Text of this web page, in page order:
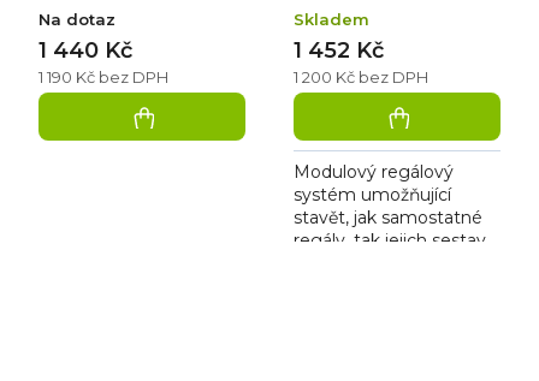
Na dotaz
1 190 Kč bez DPH
1 440 Kč
Skladem
1 200 Kč bez DPH
1 452 Kč
Modulový regálový
systém umožňující
stavět, jak samostatné
regály, tak jejich sestavy